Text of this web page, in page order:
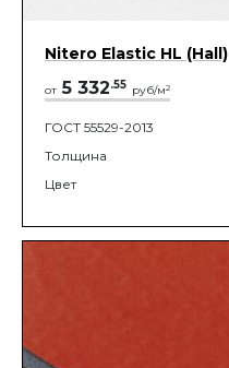
Nitero Elastic HL (Hall)
от 5 332.55 руб/м2
ГОСТ 55529-2013
Толщина
Цвет